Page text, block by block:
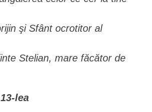
şi Sfânt ocrotitor al
Stelian, mare făcător de
lea